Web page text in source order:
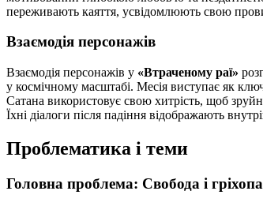
переживають каяття, усвідомлюють свою
Взаємодія персонажів
Взаємодія персонажів у «Втраченому раї»
у космічному масштабі. Месія виступає як
Сатана використовує свою хитрість, щоб
Їхні діалоги після падіння відображають
Проблематика і теми
Головна проблема: Свобода і